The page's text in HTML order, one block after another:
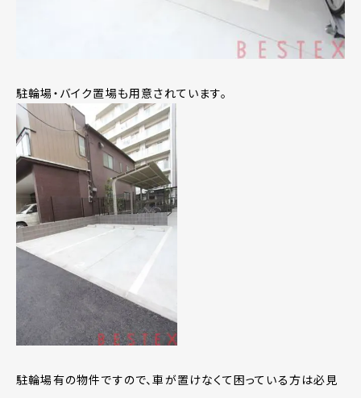
駐輪場・バイク置場も用意されています。
駐輪場有の物件ですので、車が置けなくて困っている方は必見